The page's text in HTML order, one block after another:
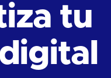
tu